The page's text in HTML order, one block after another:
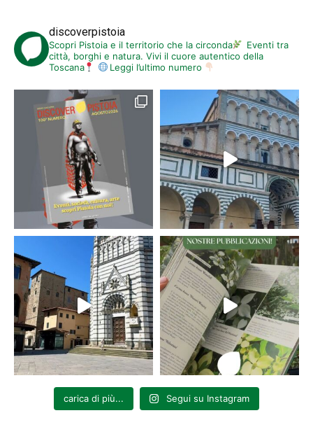
discoverpistoia
Scopri Pistoia e il territorio che la circonda
Eventi tra
città, borghi e natura. Vivi il cuore autentico della
Toscana
Leggi l’ultimo numero
carica di più... Segui su Instagram